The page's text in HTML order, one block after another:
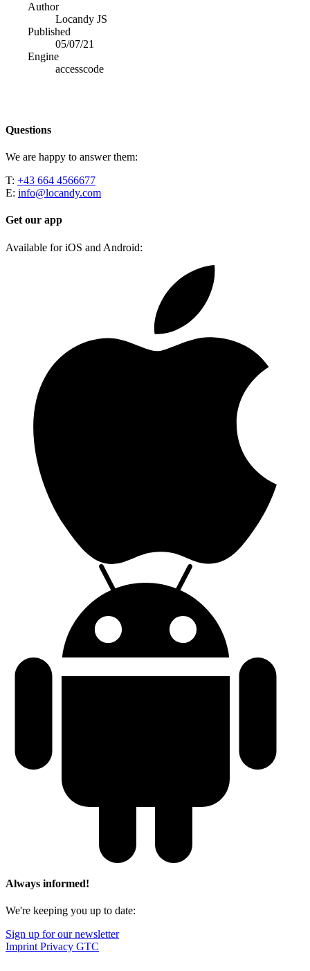
Author
Locandy JS
Published
05/07/21
Engine
accesscode
Questions
We are happy to answer them:
T: +43 664 4566677
E: info@locandy.com
Get our app
Available for iOS and Android:
Always informed!
We're keeping you up to date:
Sign up for our newsletter
Imprint Privacy GTC